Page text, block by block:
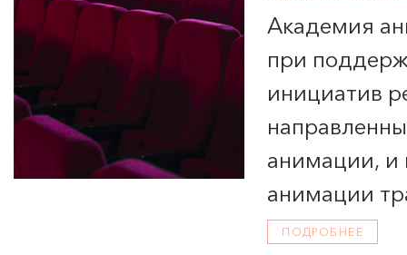
Академия
при
инициатив
анимации, и
анимации
Хитрука
ПОДРОБНЕЕ